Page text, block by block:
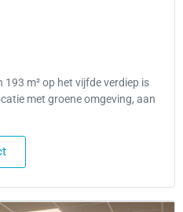
m² op het vijfde verdiep is
met groene omgeving, aan